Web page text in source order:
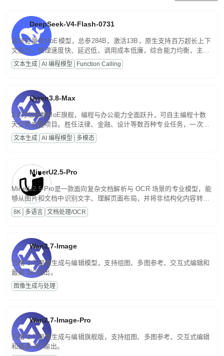
DeepSeek-V4-Flash-0731
高效轻量化MoE模型，总参284B，激活13B，原生支持百万超长上下
文能力。推理速度快、延迟低、调用成本低廉，综合能力均衡，主打
高并发、轻量化任务，适合日常对话、内容创作、基础 RAG、批量
文案处理等普惠刚需场景。
文本生成 AI 编程模型 Function Calling
Qwen3.8-Max
2.4万亿参数MoE旗舰，编程与办公能力全面跃升，可自主编程十数
天交付完整项目。胜任法律、金融、设计等数百种专业任务，一次对
话端到端交付生产级成果。原生视觉理解贯穿规划、执行与验证全流
程，支持超长文档与长视频的深度语义解析。长程任务中自主规划与
文本生成 AI 编程模型 多模态
MinerU2.5-Pro
MinerU2.5-Pro是一款面向复杂文档解析与 OCR 场景的专业模型，能
够从图片和文档中识别文字、理解页面布局，并将非结构化内容转换
为便于存储、检索和二次处理的结构化结果。
8K 多语言 文档处理/OCR
Wan2.7-Image
万相 2.7 图像生成与编辑模型，支持组图、多图参考、交互式编辑和
最高 2K 输出。
图像生成与处理
Wan2.7-Image-Pro
万相 2.7 图像生成与编辑旗舰版，支持组图、多图参考、交互式编辑
和最高 4K 输出。